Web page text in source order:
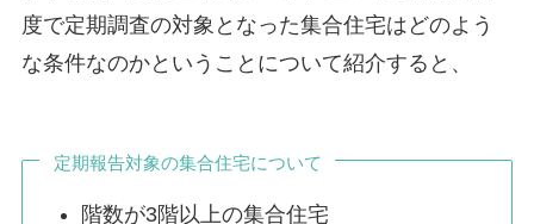
度で定期調査の対象となった集合住宅はどのよう
な条件なのかということについて紹介すると、
定期報告対象の集合住宅について
階数が3階以上の集合住宅